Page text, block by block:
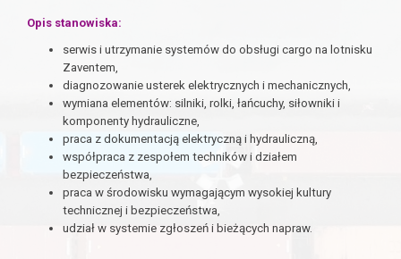
Opis stanowiska:
serwis i utrzymanie systemów do obsługi cargo na lotnisku
Zaventem,
diagnozowanie usterek elektrycznych i mechanicznych,
wymiana elementów: silniki, rolki, łańcuchy, siłowniki i
komponenty hydrauliczne,
praca z dokumentacją elektryczną i hydrauliczną,
współpraca z zespołem techników i działem
bezpieczeństwa,
praca w środowisku wymagającym wysokiej kultury
technicznej i bezpieczeństwa,
udział w systemie zgłoszeń i bieżących napraw.